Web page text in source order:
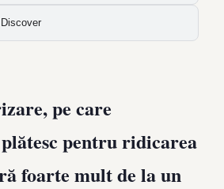
pe care
pentru ridicarea
foarte mult de la un